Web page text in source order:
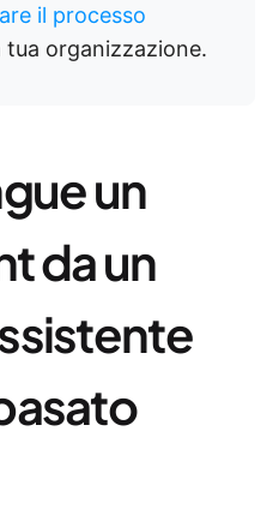
il processo
tua organizzazione.
un
da un